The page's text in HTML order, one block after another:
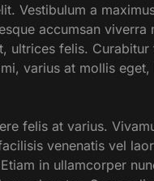
Vestibulum a
accumsan viverra
ultrices felis.
varius at mollis
felis at varius.
venenatis vel
in ullamcorper